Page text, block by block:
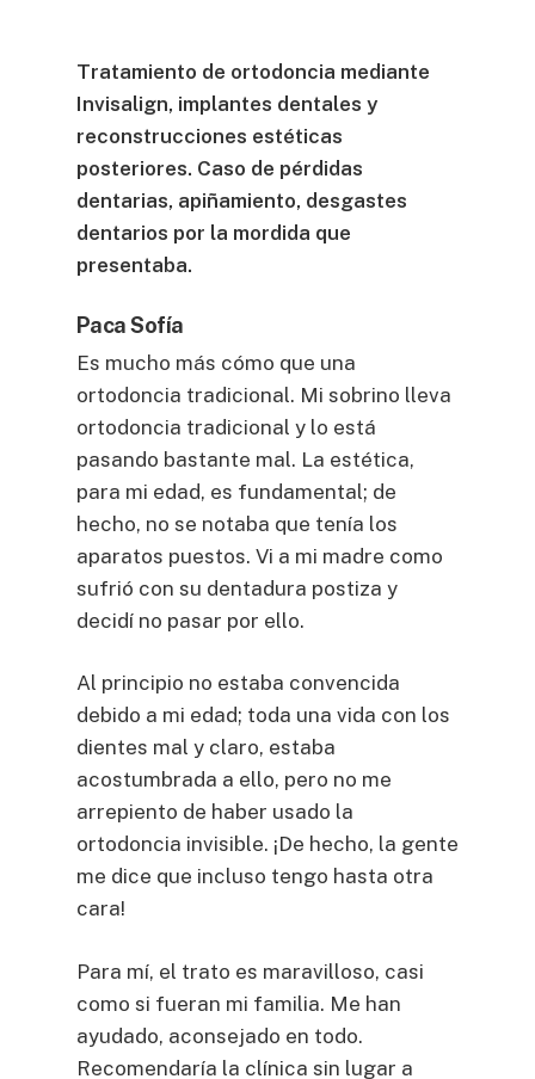
Tratamiento de ortodoncia mediante
Invisalign, implantes dentales y
reconstrucciones estéticas
posteriores. Caso de pérdidas
dentarias, apiñamiento, desgastes
dentarios por la mordida que
presentaba.
Paca Sofía
Es mucho más cómo que una
ortodoncia tradicional. Mi sobrino lleva
ortodoncia tradicional y lo está
pasando bastante mal. La estética,
para mi edad, es fundamental; de
hecho, no se notaba que tenía los
aparatos puestos. Vi a mi madre como
sufrió con su dentadura postiza y
decidí no pasar por ello.
Al principio no estaba convencida
debido a mi edad; toda una vida con los
dientes mal y claro, estaba
acostumbrada a ello, pero no me
arrepiento de haber usado la
ortodoncia invisible. ¡De hecho, la gente
me dice que incluso tengo hasta otra
cara!
Para mí, el trato es maravilloso, casi
como si fueran mi familia. Me han
ayudado, aconsejado en todo.
Recomendaría la clínica sin lugar a